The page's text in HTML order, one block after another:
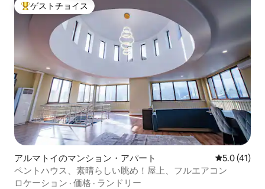
大好評のゲストチョイスです。
ゲストチョイス
アルマトイのマンション・アパート レビュー41
5.0 (41)
ペントハウス、素晴らしい眺め！屋上、フルエアコン
ロケーション · 価格 · ランドリー